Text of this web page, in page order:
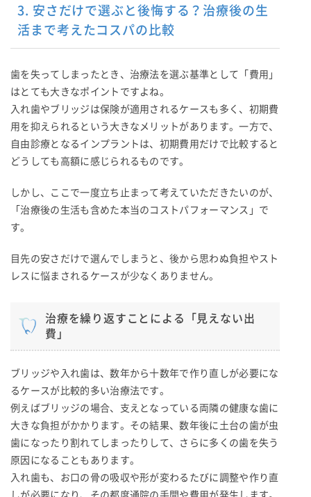
3. 安さだけで選ぶと後悔する？治療後の生
活まで考えたコスパの比較
歯を失ってしまったとき、治療法を選ぶ基準として「費用」
はとても大きなポイントですよね。
入れ歯やブリッジは保険が適用されるケースも多く、初期費
用を抑えられるという大きなメリットがあります。一方で、
自由診療となるインプラントは、初期費用だけで比較すると
どうしても高額に感じられるものです。
しかし、ここで一度立ち止まって考えていただきたいのが、
「治療後の生活も含めた本当のコストパフォーマンス」で
す。
目先の安さだけで選んでしまうと、後から思わぬ負担やスト
レスに悩まされるケースが少なくありません。
治療を繰り返すことによる「見えない出
費」
ブリッジや入れ歯は、数年から十数年で作り直しが必要にな
るケースが比較的多い治療法です。
例えばブリッジの場合、支えとなっている両隣の健康な歯に
大きな負担がかかります。その結果、数年後に土台の歯が虫
歯になったり割れてしまったりして、さらに多くの歯を失う
原因になることもあります。
入れ歯も、お口の骨の吸収や形が変わるたびに調整や作り直
しが必要になり、その都度通院の手間や費用が発生します。